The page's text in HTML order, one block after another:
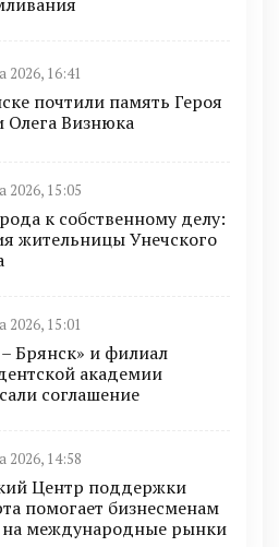
2026, 16:41
почтили память Героя
Олега Визнюка
2026, 15:05
к собственному делу:
жительницы Унечского
2026, 15:01
Брянск» и филиал
академии
соглашение
2026, 14:58
Центр поддержки
помогает бизнесменам
международные рынки